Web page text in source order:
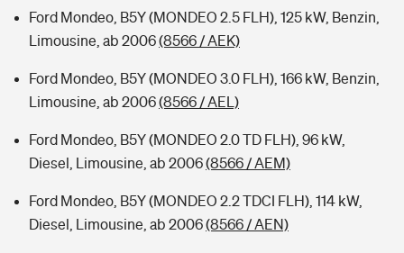
Ford Mondeo, B5Y (MONDEO 2.5 FLH), 125 kW, Benzin,
Limousine, ab 2006(8566 / AEK)
Ford Mondeo, B5Y (MONDEO 3.0 FLH), 166 kW, Benzin,
Limousine, ab 2006(8566 / AEL)
Ford Mondeo, B5Y (MONDEO 2.0 TD FLH), 96 kW,
Diesel, Limousine, ab 2006(8566 / AEM)
Ford Mondeo, B5Y (MONDEO 2.2 TDCI FLH), 114 kW,
Diesel, Limousine, ab 2006(8566 / AEN)